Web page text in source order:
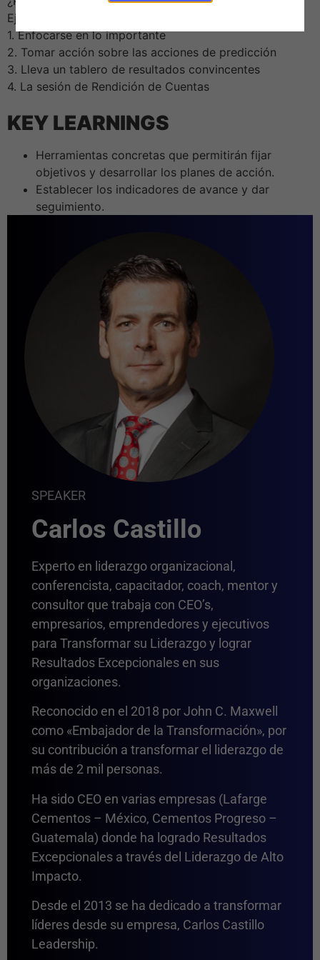
Ejecución
1. Enfocarse en lo importante
2. Tomar acción sobre las acciones de predicción
3. Lleva un tablero de resultados convincentes
4. La sesión de Rendición de Cuentas
KEY LEARNINGS
Herramientas concretas que permitirán fijar
objetivos y desarrollar los planes de acción.
Establecer los indicadores de avance y dar
seguimiento.
SPEAKER
Carlos Castillo
Experto en liderazgo organizacional,
conferencista, capacitador, coach, mentor y
consultor que trabaja con CEO’s,
empresarios, emprendedores y ejecutivos
para Transformar su Liderazgo y lograr
Resultados Excepcionales en sus
organizaciones.
Reconocido en el 2018 por John C. Maxwell
como «Embajador de la Transformación», por
su contribución a transformar el liderazgo de
más de 2 mil personas.
Ha sido CEO en varias empresas (Lafarge
Cementos – México, Cementos Progreso –
Guatemala) donde ha logrado Resultados
Excepcionales a través del Liderazgo de Alto
Impacto.
Desde el 2013 se ha dedicado a transformar
líderes desde su empresa, Carlos Castillo
Leadership.